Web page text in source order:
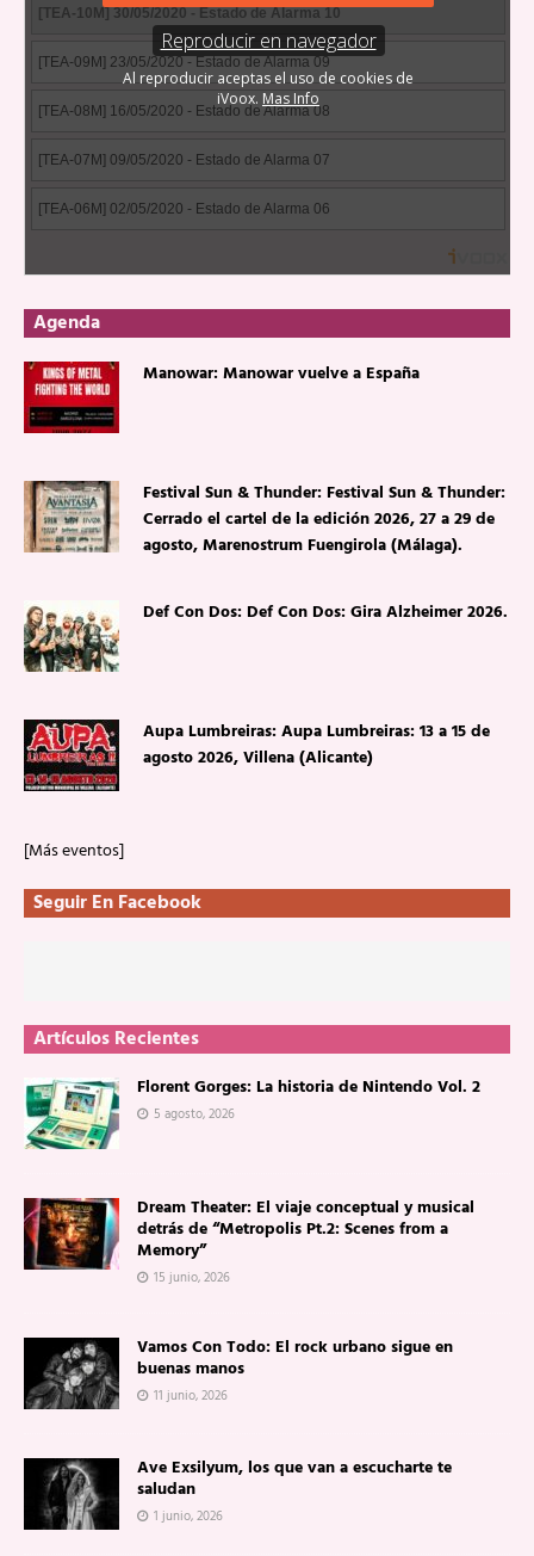
Agenda
Manowar: Manowar vuelve a España
Festival Sun & Thunder: Festival Sun & Thunder:
Cerrado el cartel de la edición 2026, 27 a 29 de
agosto, Marenostrum Fuengirola (Málaga).
Def Con Dos: Def Con Dos: Gira Alzheimer 2026.
Aupa Lumbreiras: Aupa Lumbreiras: 13 a 15 de
agosto 2026, Villena (Alicante)
[Más eventos]
Seguir En Facebook
Artículos Recientes
Florent Gorges: La historia de Nintendo Vol. 2
5 agosto, 2026
Dream Theater: El viaje conceptual y musical
detrás de “Metropolis Pt.2: Scenes from a
Memory”
15 junio, 2026
Vamos Con Todo: El rock urbano sigue en
buenas manos
11 junio, 2026
Ave Exsilyum, los que van a escucharte te
saludan
1 junio, 2026